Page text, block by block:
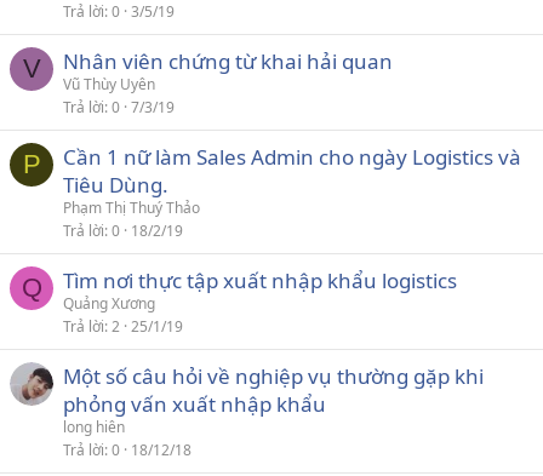
Trả lời 0 3/5/19
V Nhân viên chứng từ khai hải quan
Vũ Thùy Uyên
Trả lời 0 7/3/19
P
Cần 1 nữ làm Sales Admin cho ngày Logistics và
Tiêu Dùng.
Phạm Thị Thuý Thảo
Trả lời 0 18/2/19
Q Tìm nơi thực tập xuất nhập khẩu logistics
Quảng Xương
Trả lời 2 25/1/19
Một số câu hỏi về nghiệp vụ thường gặp khi
phỏng vấn xuất nhập khẩu
long hiên
Trả lời 0 18/12/18